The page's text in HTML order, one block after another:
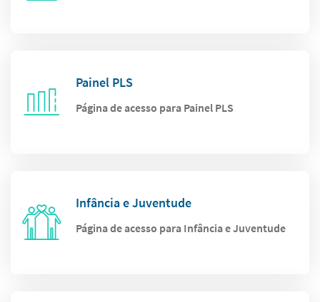
Painel PLS
Página de acesso para Painel PLS
Infância e Juventude
Página de acesso para Infância e Juventude